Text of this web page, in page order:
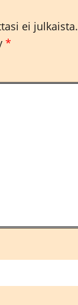
ei julkaista.
*